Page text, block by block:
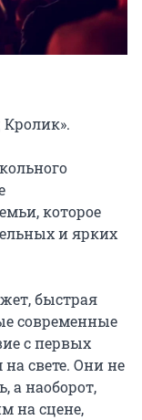
Кролик».
которое
и ярких
быстрая
современные
с первых
свете. Они не
а наоборот,
на сцене,